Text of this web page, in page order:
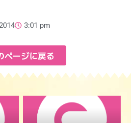
3:01 pm
ページに戻る